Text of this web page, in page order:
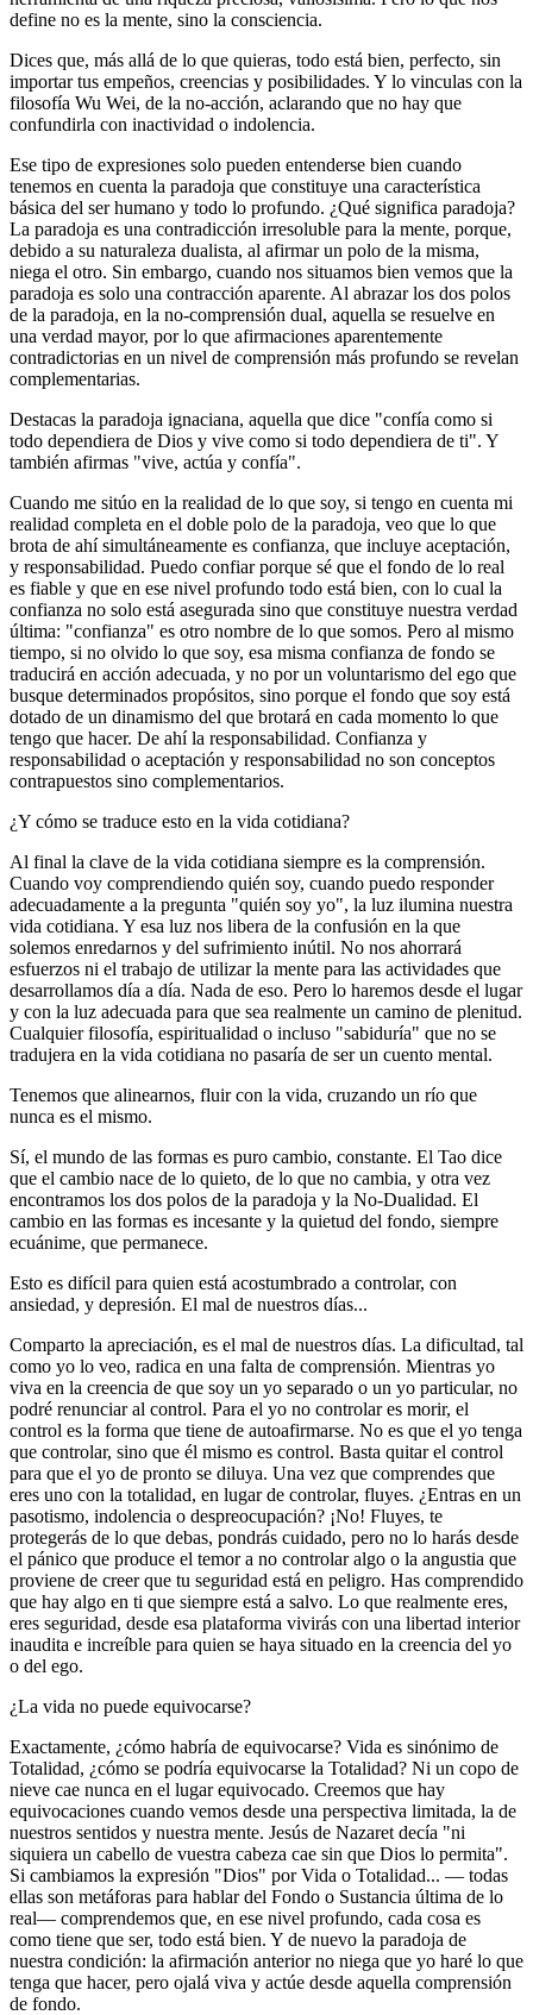
define no es la mente, sino la consciencia.
Dices que, más allá de lo que quieras, todo está bien, perfecto, sin
importar tus empeños, creencias y posibilidades. Y lo vinculas con la
filosofía Wu Wei, de la no-acción, aclarando que no hay que
confundirla con inactividad o indolencia.
Ese tipo de expresiones solo pueden entenderse bien cuando
tenemos en cuenta la paradoja que constituye una característica
básica del ser humano y todo lo profundo. ¿Qué significa paradoja?
La paradoja es una contradicción irresoluble para la mente, porque,
debido a su naturaleza dualista, al afirmar un polo de la misma,
niega el otro. Sin embargo, cuando nos situamos bien vemos que la
paradoja es solo una contracción aparente. Al abrazar los dos polos
de la paradoja, en la no-comprensión dual, aquella se resuelve en
una verdad mayor, por lo que afirmaciones aparentemente
contradictorias en un nivel de comprensión más profundo se revelan
complementarias.
Destacas la paradoja ignaciana, aquella que dice "confía como si
todo dependiera de Dios y vive como si todo dependiera de ti". Y
también afirmas "vive, actúa y confía".
Cuando me sitúo en la realidad de lo que soy, si tengo en cuenta mi
realidad completa en el doble polo de la paradoja, veo que lo que
brota de ahí simultáneamente es confianza, que incluye aceptación,
y responsabilidad. Puedo confiar porque sé que el fondo de lo real
es fiable y que en ese nivel profundo todo está bien, con lo cual la
confianza no solo está asegurada sino que constituye nuestra verdad
última: "confianza" es otro nombre de lo que somos. Pero al mismo
tiempo, si no olvido lo que soy, esa misma confianza de fondo se
traducirá en acción adecuada, y no por un voluntarismo del ego que
busque determinados propósitos, sino porque el fondo que soy está
dotado de un dinamismo del que brotará en cada momento lo que
tengo que hacer. De ahí la responsabilidad. Confianza y
responsabilidad o aceptación y responsabilidad no son conceptos
contrapuestos sino complementarios.
¿Y cómo se traduce esto en la vida cotidiana?
Al final la clave de la vida cotidiana siempre es la comprensión.
Cuando voy comprendiendo quién soy, cuando puedo responder
adecuadamente a la pregunta "quién soy yo", la luz ilumina nuestra
vida cotidiana. Y esa luz nos libera de la confusión en la que
solemos enredarnos y del sufrimiento inútil. No nos ahorrará
esfuerzos ni el trabajo de utilizar la mente para las actividades que
desarrollamos día a día. Nada de eso. Pero lo haremos desde el lugar
y con la luz adecuada para que sea realmente un camino de plenitud.
Cualquier filosofía, espiritualidad o incluso "sabiduría" que no se
tradujera en la vida cotidiana no pasaría de ser un cuento mental.
Tenemos que alinearnos, fluir con la vida, cruzando un río que
nunca es el mismo.
Sí, el mundo de las formas es puro cambio, constante. El Tao dice
que el cambio nace de lo quieto, de lo que no cambia, y otra vez
encontramos los dos polos de la paradoja y la No-Dualidad. El
cambio en las formas es incesante y la quietud del fondo, siempre
ecuánime, que permanece.
Esto es difícil para quien está acostumbrado a controlar, con
ansiedad, y depresión. El mal de nuestros días...
Comparto la apreciación, es el mal de nuestros días. La dificultad, tal
como yo lo veo, radica en una falta de comprensión. Mientras yo
viva en la creencia de que soy un yo separado o un yo particular, no
podré renunciar al control. Para el yo no controlar es morir, el
control es la forma que tiene de autoafirmarse. No es que el yo tenga
que controlar, sino que él mismo es control. Basta quitar el control
para que el yo de pronto se diluya. Una vez que comprendes que
eres uno con la totalidad, en lugar de controlar, fluyes. ¿Entras en un
pasotismo, indolencia o despreocupación? ¡No! Fluyes, te
protegerás de lo que debas, pondrás cuidado, pero no lo harás desde
el pánico que produce el temor a no controlar algo o la angustia que
proviene de creer que tu seguridad está en peligro. Has comprendido
que hay algo en ti que siempre está a salvo. Lo que realmente eres,
eres seguridad, desde esa plataforma vivirás con una libertad interior
inaudita e increíble para quien se haya situado en la creencia del yo
o del ego.
¿La vida no puede equivocarse?
Exactamente, ¿cómo habría de equivocarse? Vida es sinónimo de
Totalidad, ¿cómo se podría equivocarse la Totalidad? Ni un copo de
nieve cae nunca en el lugar equivocado. Creemos que hay
equivocaciones cuando vemos desde una perspectiva limitada, la de
nuestros sentidos y nuestra mente. Jesús de Nazaret decía "ni
siquiera un cabello de vuestra cabeza cae sin que Dios lo permita".
Si cambiamos la expresión "Dios" por Vida o Totalidad... — todas
ellas son metáforas para hablar del Fondo o Sustancia última de lo
real— comprendemos que, en ese nivel profundo, cada cosa es
como tiene que ser, todo está bien. Y de nuevo la paradoja de
nuestra condición: la afirmación anterior no niega que yo haré lo que
tenga que hacer, pero ojalá viva y actúe desde aquella comprensión
de fondo.